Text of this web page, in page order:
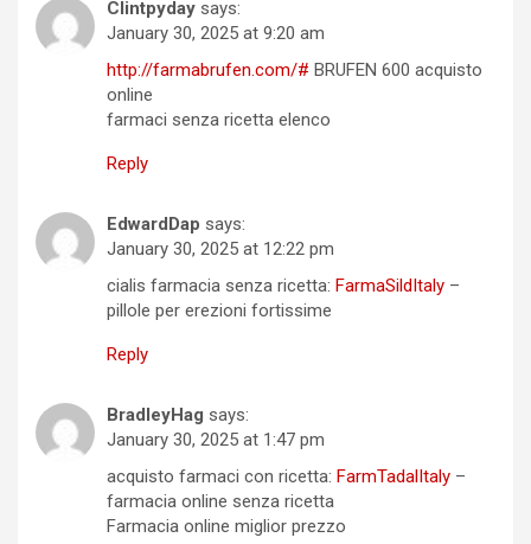
Clintpyday says:
January 30, 2025 at 9:20 am
http://farmabrufen.com/# BRUFEN 600 acquisto
online
farmaci senza ricetta elenco
Reply
EdwardDap says:
January 30, 2025 at 12:22 pm
cialis farmacia senza ricetta: FarmaSildItaly –
pillole per erezioni fortissime
Reply
BradleyHag says:
January 30, 2025 at 1:47 pm
acquisto farmaci con ricetta: FarmTadalItaly –
farmacia online senza ricetta
Farmacia online miglior prezzo